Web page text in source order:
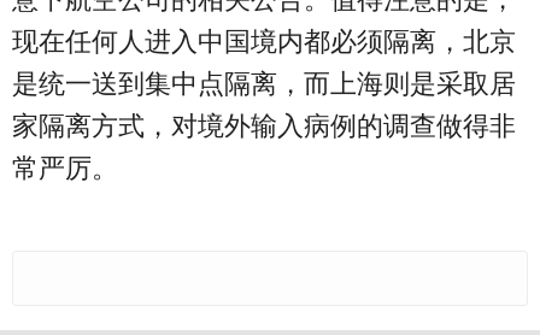
现在任何人进入中国境内都必须隔离，北京
是统一送到集中点隔离，而上海则是采取居
家隔离方式，对境外输入病例的调查做得非
常严厉。